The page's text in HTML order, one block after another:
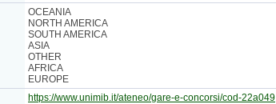
OCEANIA
NORTH AMERICA
SOUTH AMERICA
ASIA
OTHER
AFRICA
EUROPE
https://www.unimib.it/ateneo/gare-e-concorsi/cod-22a049